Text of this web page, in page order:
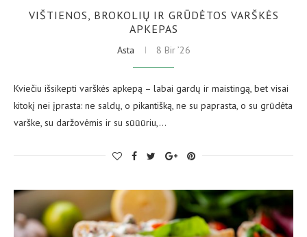
VIŠTIENOS, BROKOLIŲ IR GRŪDĖTOS VARŠKĖS
APKEPAS
Asta 8 Bir ’26
Kviečiu išsikepti varškės apkepą – labai gardų ir maistingą, bet visai
kitokį nei įprasta: ne saldų, o pikantišką, ne su paprasta, o su grūdėta
varške, su daržovėmis ir su sūūūriu,…